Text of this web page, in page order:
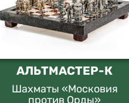
АЛЬТМАСТЕР-К
Шахматы «Московия
против Орды»